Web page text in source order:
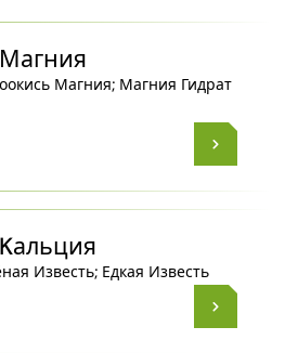
Магния; Магния Гидрат
Известь; Едкая Известь